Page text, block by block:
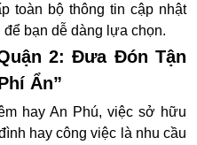
toàn bộ thông tin cập nhật
bạn dễ dàng lựa chọn.
2: Đưa Đón Tận
Ẩn”
hay An Phú, việc sở hữu
hay công việc là nhu cầu